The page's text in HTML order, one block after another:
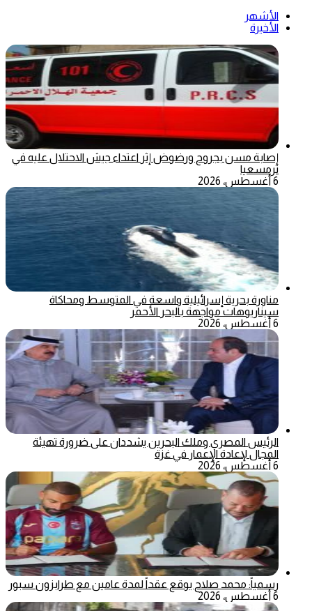
الأشهر
الأخيرة
إصابة مسن بجروح ورضوض إثر اعتداء جيش الاحتلال عليه في
ترمسعيا
6 أغسطس، 2026
مناورة بحرية إسرائيلية واسعة في المتوسط ومحاكاة
سيناريوهات مواجهة بالبحر الأحمر
6 أغسطس، 2026
الرئيس المصري وملك البحرين يشددان على ضرورة تهيئة
المجال لإعادة الإعمار في غزة
6 أغسطس، 2026
رسمياً: محمد صلاح يوقع عقداً لمدة عامين مع طرابزون سبور
6 أغسطس، 2026